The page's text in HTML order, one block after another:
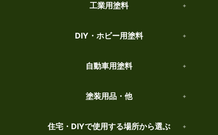
工業用塗料
DIY・ホビー用塗料
自動車用塗料
塗装用品・他
住宅・DIYで使用する場所から選ぶ